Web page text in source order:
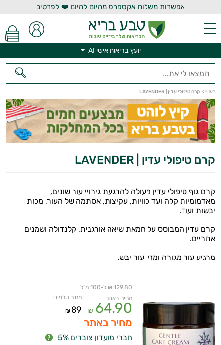
אפשרות משלוח אקספרס מהיום להיום ❤️ לפרטים
יועץ בריאות אישי AI
ראשי > קרם טיפולי עדין | LAVENDER
קרם טיפולי עדין | LAVENDER
קרם גוף טיפולי עדין מעולה להרגעת גירויי עור שונים,
מאדמומיות קלה ועד כוויות, עקיצות, אסתמה של העור, מכות
יבשות ועוד.
קרם עדין המבוסס על חמאת שיאה אורגנית, קלנדולה ושמנים
אתריים.
מרגיע עור מגורה ומזין עור יבש.
129.80 ₪ ל-100 מ"ל
מחיר באתר
64.90
₪
מחיר טלפוני
89
₪
מחיר באתר
חברי מועדון צוברים 5%
יועץ בריאות אישי AI